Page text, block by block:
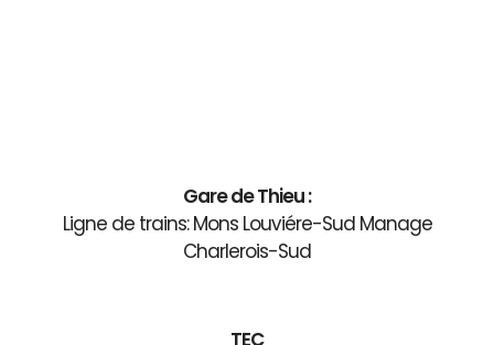
Gare de Thieu :
Ligne de trains: Mons Louviére-Sud Manage
Charlerois-Sud